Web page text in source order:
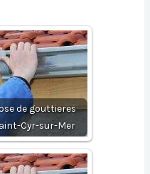
de gouttieres
Cyr-sur-Mer